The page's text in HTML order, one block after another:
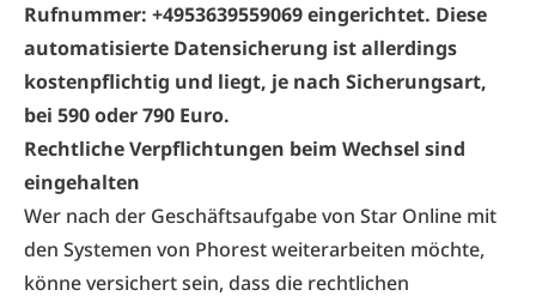
Rufnummer: +4953639559069 eingerichtet. Diese
automatisierte Datensicherung ist allerdings
kostenpflichtig und liegt, je nach Sicherungsart,
bei 590 oder 790 Euro.
Rechtliche Verpflichtungen beim Wechsel sind
eingehalten
Wer nach der Geschäftsaufgabe von Star Online mit
den Systemen von Phorest weiterarbeiten möchte,
könne versichert sein, dass die rechtlichen